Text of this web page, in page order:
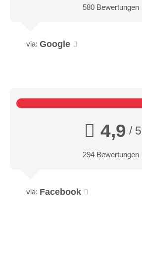
580 Bewertungen
via: Google
4,9 / 5
294 Bewertungen
via: Facebook